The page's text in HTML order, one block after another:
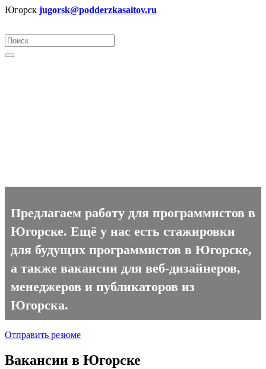
Югорск jugorsk@podderzkasaitov.ru
Предлагаем работу для программистов в
Югорске. Ещё у нас есть стажировки
для будущих программистов в Югорске,
а также вакансии для веб-дизайнеров,
менеджеров и публикаторов из
Югорска.
Отправить резюме
Вакансии в Югорске